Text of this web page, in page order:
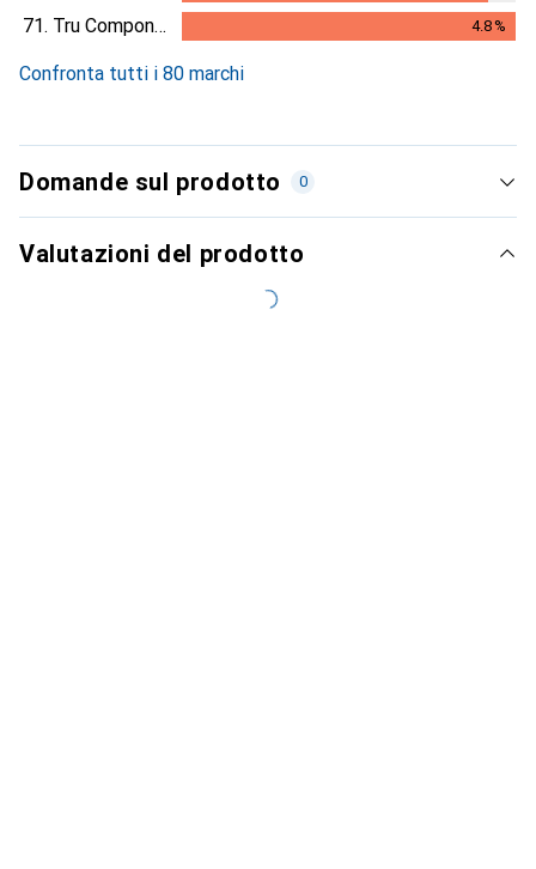
4.4%
71. Tru Components 4.8%
Confronta tutti i 80 marchi
Domande sul prodotto 0
Valutazioni del prodotto